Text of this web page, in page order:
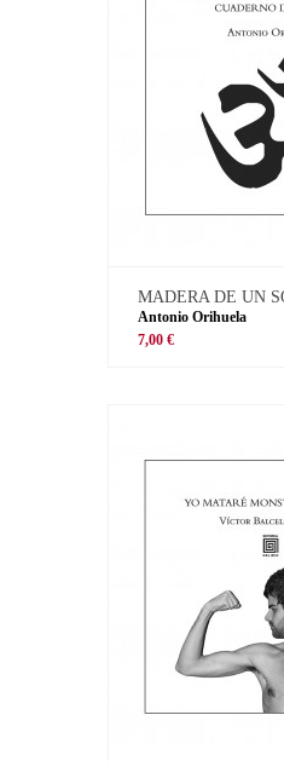
MADERA DE UN
Antonio Orihuela
7,00 €